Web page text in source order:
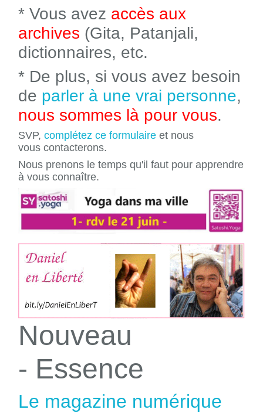
* Vous avez accès aux
archives (Gita, Patanjali,
dictionnaires, etc.
* De plus, si vous avez besoin
de parler à une vrai personne,
nous sommes là pour vous.
SVP, complétez ce formulaire et nous
vous contacterons.
Nous prenons le temps qu'il faut pour apprendre
à vous connaître.
Nouveau
- Essence
Le magazine numérique